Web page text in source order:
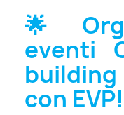
🌟
eventi
con